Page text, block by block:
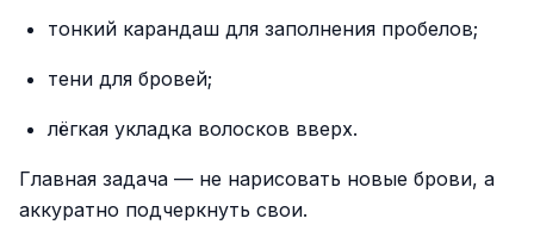
тонкий карандаш для заполнения пробелов;
тени для бровей;
лёгкая укладка волосков вверх.
Главная задача — не нарисовать новые брови, а
аккуратно подчеркнуть свои.